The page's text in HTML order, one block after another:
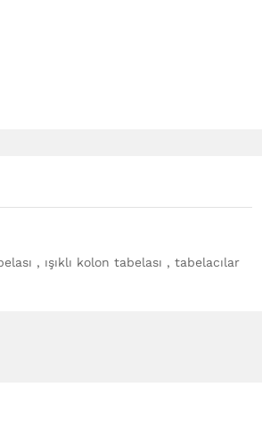
, ışıklı kolon tabelası , tabelacılar